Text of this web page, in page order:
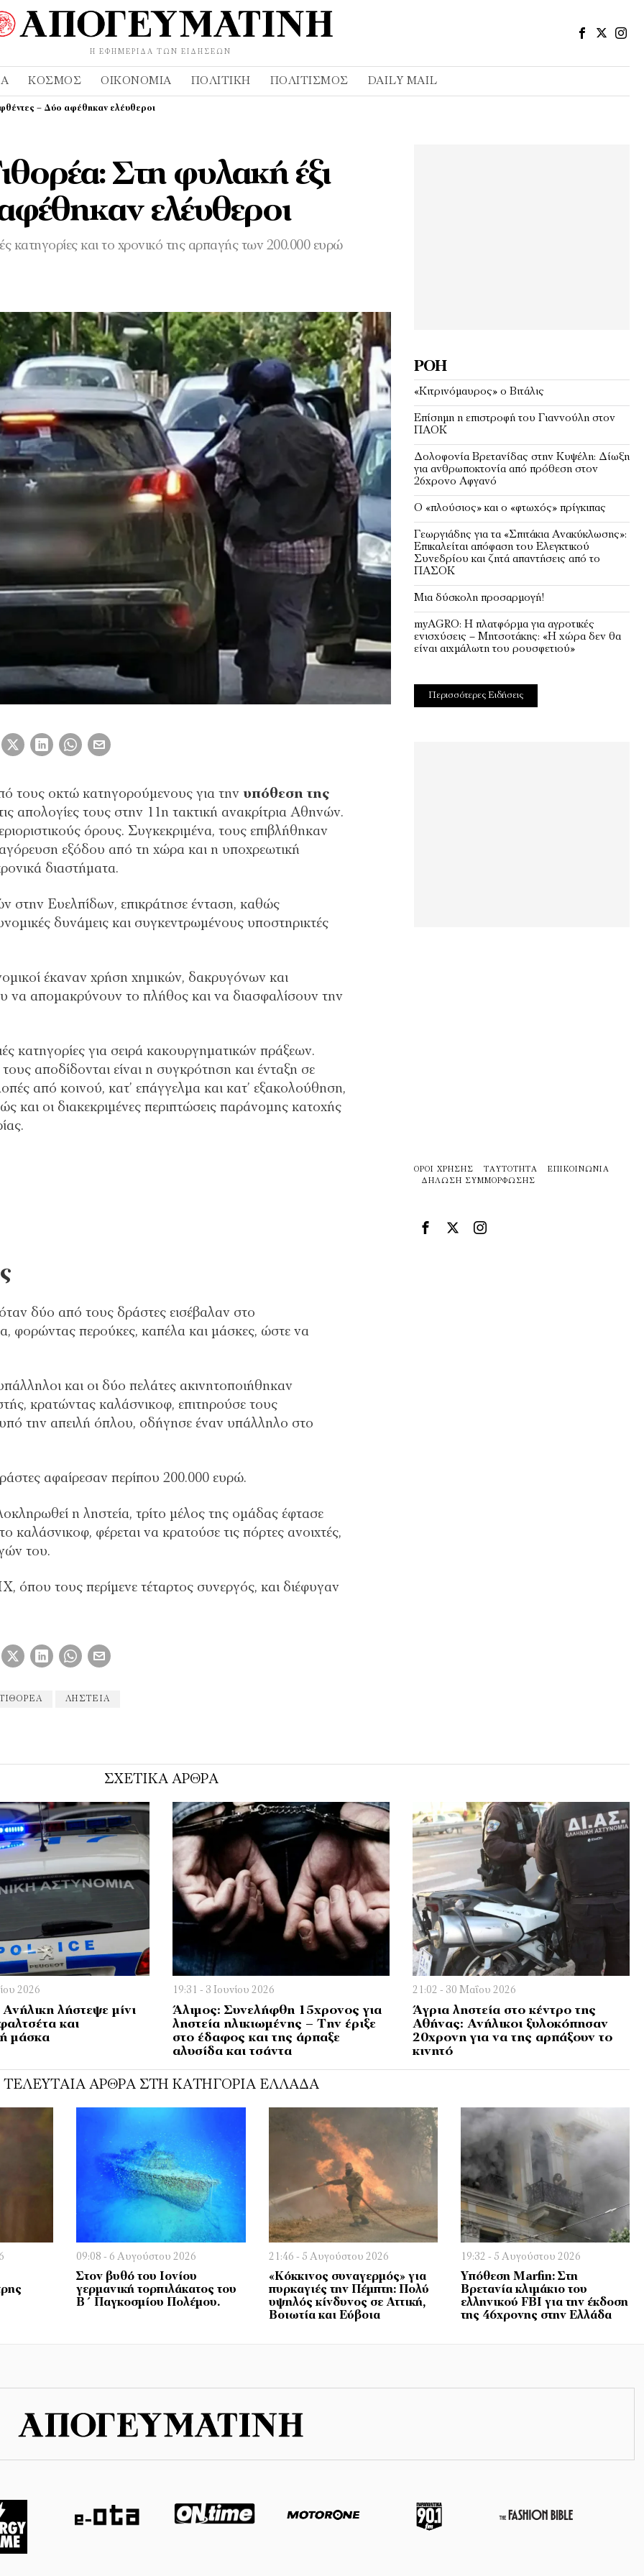
Η ΕΦΗΜΕΡΊΔΑ ΤΩΝ ΕΙΔΉΣΕΩΝ
ΚΌΣΜΟΣ ΟΙΚΟΝΟΜΊΑ ΠΟΛΙΤΙΚΉ ΠΟΛΙΤΙΣΜΌΣ DAILY MAIL
– Δύο αφέθηκαν ελέυθεροι
Στη φυλακή έξι
ελέυθεροι
κατηγορίες και το χρονικό της αρπαγής των 200.000 ευρώ
τους οκτώ κατηγορούμενους για τηνυπόθεση της
απολογίες τους στην 11η τακτική ανακρίτρια Αθηνών.
όρους. Συγκεκριμένα, τους επιβλήθηκαν
εξόδου από τη χώρα και η υποχρεωτική
διαστήματα.
στην Ευελπίδων, επικράτησε ένταση, καθώς
δυνάμεις και συγκεντρωμένους υποστηρικτές
έκαναν χρήση χημικών, δακρυγόνων και
να απομακρύνουν το πλήθος και να διασφαλίσουν την
κατηγορίες για σειρά κακουργηματικών πράξεων.
αποδίδονται είναι η συγκρότηση και ένταξη σε
από κοινού, κατ’ επάγγελμα και κατ’ εξακολούθηση,
και οι διακεκριμένες περιπτώσεις παράνομης κατοχής
δύο από τους δράστες εισέβαλαν στο
φορώντας περούκες, καπέλα και μάσκες, ώστε να
και οι δύο πελάτες ακινητοποιήθηκαν
κρατώντας καλάσνικοφ, επιτηρούσε τους
την απειλή όπλου, οδήγησε έναν υπάλληλο στο
αφαίρεσαν περίπου 200.000 ευρώ.
η ληστεία, τρίτο μέλος της ομάδας έφτασε
καλάσνικοφ, φέρεται να κρατούσε τις πόρτες ανοιχτές,
του.
όπου τους περίμενε τέταρτος συνεργός, και διέφυγαν
ΛΗΣΤΕΊΑ
ΡΟΉ
«Κιτρινόμαυρος» ο Βιτάλις
Επίσημη η επιστροφή του Γιαννούλη στον
ΠΑΟΚ
Δολοφονία Βρετανίδας στην Κυψέλη: Δίωξη
για ανθρωποκτονία από πρόθεση στον
26χρονο Αφγανό
Ο «πλούσιος» και ο «φτωχός» πρίγκιπας
Γεωργιάδης για τα «Σπιτάκια Ανακύκλωσης»:
Επικαλείται απόφαση του Ελεγκτικού
Συνεδρίου και ζητά απαντήσεις από το
ΠΑΣΟΚ
Μια δύσκολη προσαρμογή!
myAGRO: Η πλατφόρμα για αγροτικές
ενισχύσεις – Μητσοτάκης: «Η χώρα δεν θα
είναι αιχμάλωτη του ρουσφετιού»
Περισσότερες Ειδήσεις
ΌΡΟΙ ΧΡΉΣΗΣ ΤΑΥΤΌΤΗΤΑ
ΕΠΙΚΟΙΝΩΝΊΑ
ΔΉΛΩΣΗ ΣΥΜΜΌΡΦΩΣΗΣ
ΣΧΕΤΙΚΑ ΑΡΘΡΑ
2026
λήστεψε μίνι
και
μάσκα
19:31 - 3 Ιουνίου 2026
Άλιμος: Συνελήφθη 15χρονος για
ληστεία ηλικιωμένης – Την έριξε
στο έδαφος και της άρπαξε
αλυσίδα και τσάντα
21:02 - 30 Μαΐου 2026
Άγρια ληστεία στο κέντρο της
Αθήνας: Ανήλικοι ξυλοκόπησαν
20χρονη για να της αρπάξουν το
κινητό
ΤΕΛΕΥΤΑΊΑ ΆΡΘΡΑ ΣΤΗ ΚΑΤΗΓΟΡΊΑ ΕΛΛΆΔΑ
09:08 - 6 Αυγούστου 2026
Στον βυθό του Ιονίου
γερμανική τορπιλάκατος του
Β΄ Παγκοσμίου Πολέμου.
21:46 - 5 Αυγούστου 2026
«Κόκκινος συναγερμός» για
πυρκαγιές την Πέμπτη: Πολύ
υψηλός κίνδυνος σε Αττική,
Βοιωτία και Εύβοια
19:32 - 5 Αυγούστου 2026
Υπόθεση Marfin: Στη
Βρετανία κλιμάκιο του
ελληνικού FBI για την έκδοση
της 46χρονης στην Ελλάδα